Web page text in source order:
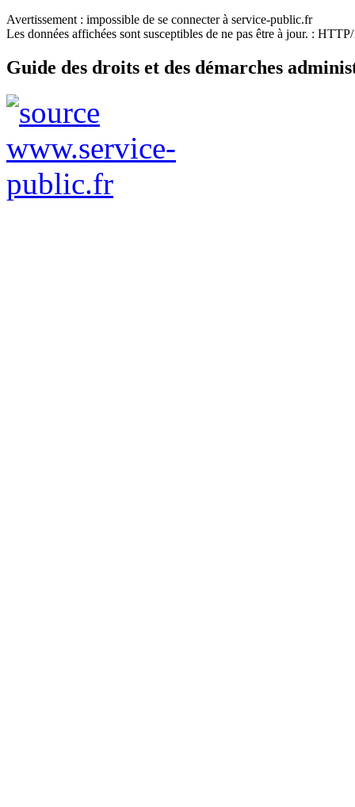
Avertissement : impossible de se connecter à service-public.fr
Les données affichées sont susceptibles de ne pas être à jour. :
Guide des droits et des démarches